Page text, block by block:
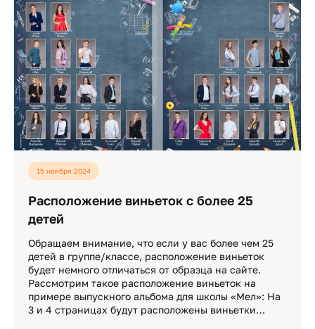
15 ноября 2024
Расположение виньеток с более 25
детей
Обращаем внимание, что если у вас более чем 25
детей в группе/классе, расположение виньеток
будет немного отличаться от образца на сайте.
Рассмотрим такое расположение виньеток на
примере выпускного альбома для школы «Мел»: На
3 и 4 страницах будут расположены виньетки…